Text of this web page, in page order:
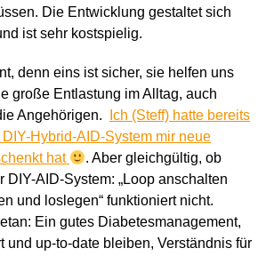
Die Entwicklung gestaltet sich
ist sehr kostspielig.
denn eins ist sicher, sie helfen uns
große Entlastung im Alltag, auch
Angehörigen.
Ich (Steff) hatte bereits
Hybrid-AID-System mir neue
hat
. Aber gleichgültig, ob
DIY-AID-System: „Loop anschalten
und loslegen“ funktioniert nicht.
Ein gutes Diabetesmanagement,
und up-to-date bleiben, Verständnis für